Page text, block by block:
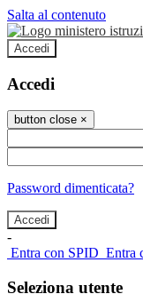
Salta al contenuto
Accedi
Accedi
button close ×
Password dimenticata?
-
Entra con SPID Entra
Seleziona utente